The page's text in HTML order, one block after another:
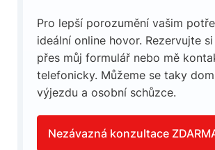
Pro lepší porozumění vašim
ideální online hovor. Rezervujte
přes můj formulář nebo mě
telefonicky. Můžeme se taky
výjezdu a osobní schůzce.
Nezávazná konzultace